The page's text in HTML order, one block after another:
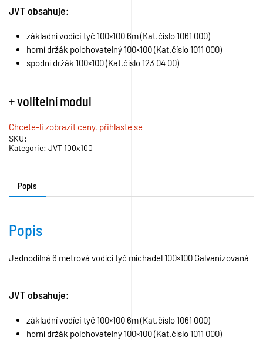
JVT obsahuje:
základní vodíci tyč 100×100 6m (Kat.číslo 1061 000)
horní držák polohovatelný 100×100 (Kat.číslo 1011 000)
spodní držák 100×100 (Kat.číslo 123 04 00)
+ volitelní modul
Chcete-li zobrazit ceny, přihlaste se
SKU: -
Kategorie: JVT 100x100
Popis
Popis
Jednodílná 6 metrová vodící tyč míchadel 100×100 Galvanizovaná
JVT obsahuje:
základní vodíci tyč 100×100 6m (Kat.číslo 1061 000)
horní držák polohovatelný 100×100 (Kat.číslo 1011 000)